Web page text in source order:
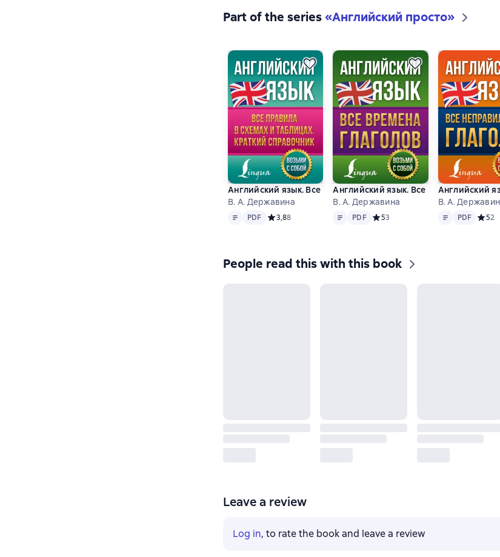
Part of the series«Английский просто»
Английский язык. Все правила в схемах и таблицах. Краткий
В. А. Державина
Text PDF
PDF Средний рейтинг 3,8 на основе 8 оценок
3,88
Английский язык. Все времена
В. А. Державина
Text PDF
PDF Средний рейтинг 5 на основе 3
53
Английский
В. А.
Text PDF
PDF 52
People read this with this book
Leave a review
Log in, to rate the book and leave a review